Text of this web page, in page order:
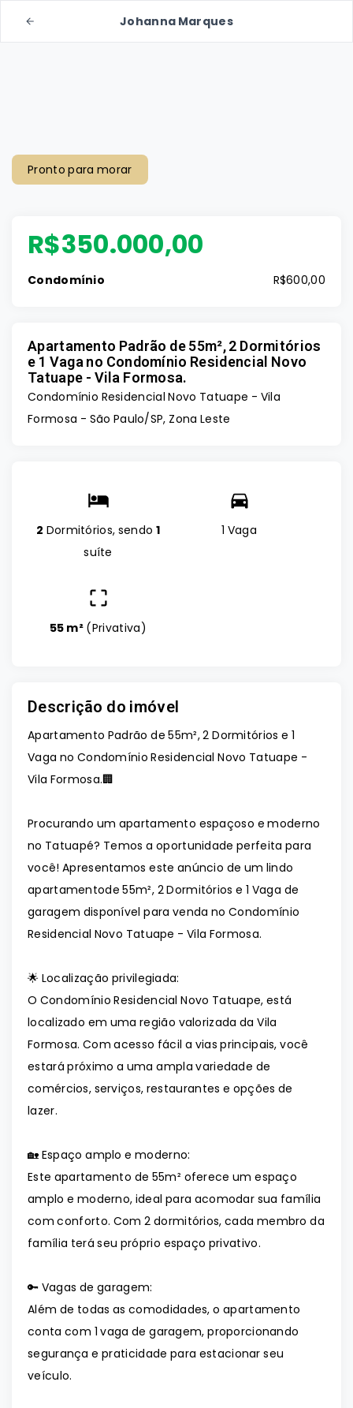
Johanna Marques
Pronto para morar
R$350.000,00
Condomínio R$600,00
Apartamento Padrão de 55m², 2 Dormitórios
e 1 Vaga no Condomínio Residencial Novo
Tatuape - Vila Formosa.
Condomínio Residencial Novo Tatuape - Vila
Formosa - São Paulo/SP, Zona Leste
2 Dormitórios, sendo 1
suíte
1 Vaga
55 m² (Privativa)
Descrição do imóvel
Apartamento Padrão de 55m², 2 Dormitórios e 1
Vaga no Condomínio Residencial Novo Tatuape -
Vila Formosa.🏢
Procurando um apartamento espaçoso e moderno
no Tatuapé? Temos a oportunidade perfeita para
você! Apresentamos este anúncio de um lindo
apartamentode 55m², 2 Dormitórios e 1 Vaga de
garagem disponível para venda no Condomínio
Residencial Novo Tatuape - Vila Formosa.
🌟 Localização privilegiada:
O Condomínio Residencial Novo Tatuape, está
localizado em uma região valorizada da Vila
Formosa. Com acesso fácil a vias principais, você
estará próximo a uma ampla variedade de
comércios, serviços, restaurantes e opções de
lazer.
🏡 Espaço amplo e moderno:
Este apartamento de 55m² oferece um espaço
amplo e moderno, ideal para acomodar sua família
com conforto. Com 2 dormitórios, cada membro da
família terá seu próprio espaço privativo.
🔑 Vagas de garagem:
Além de todas as comodidades, o apartamento
conta com 1 vaga de garagem, proporcionando
segurança e praticidade para estacionar seu
veículo.